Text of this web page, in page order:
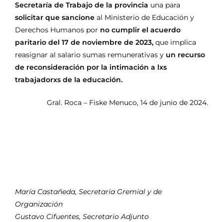
Secretaría de Trabajo de la provincia una para
solicitar que sancione al Ministerio de Educación y
Derechos Humanos por no cumplir el acuerdo
paritario del 17 de noviembre de 2023, que implica
reasignar al salario sumas remunerativas y un recurso
de reconsideración por la intimación a lxs
trabajadorxs de la educación.
Gral. Roca – Fiske Menuco, 14 de junio de 2024.
María Castañeda, Secretaria Gremial y de
Organización
Gustavo Cifuentes, Secretario Adjunto